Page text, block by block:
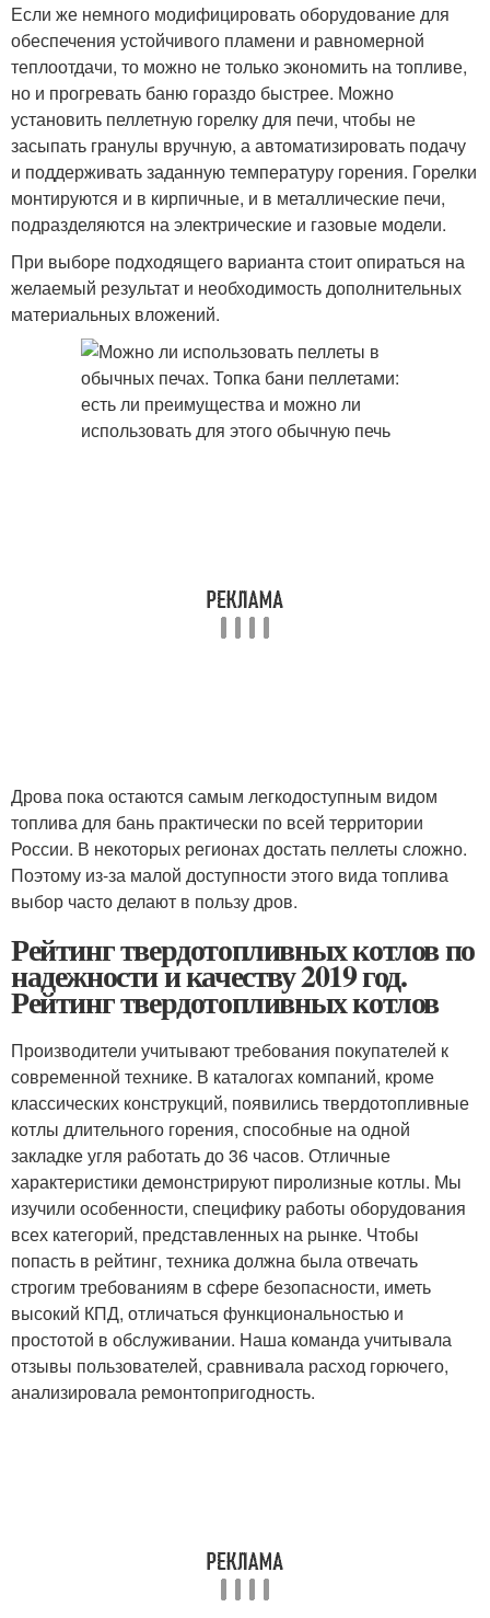
Если же немного модифицировать оборудование для
обеспечения устойчивого пламени и равномерной
теплоотдачи, то можно не только экономить на топливе,
но и прогревать баню гораздо быстрее. Можно
установить пеллетную горелку для печи, чтобы не
засыпать гранулы вручную, а автоматизировать подачу
и поддерживать заданную температуру горения. Горелки
монтируются и в кирпичные, и в металлические печи,
подразделяются на электрические и газовые модели.
При выборе подходящего варианта стоит опираться на
желаемый результат и необходимость дополнительных
материальных вложений.
Дрова пока остаются самым легкодоступным видом
топлива для бань практически по всей территории
России. В некоторых регионах достать пеллеты сложно.
Поэтому из-за малой доступности этого вида топлива
выбор часто делают в пользу дров.
Рейтинг твердотопливных котлов по
надежности и качеству 2019 год.
Рейтинг твердотопливных котлов
Производители учитывают требования покупателей к
современной технике. В каталогах компаний, кроме
классических конструкций, появились твердотопливные
котлы длительного горения, способные на одной
закладке угля работать до 36 часов. Отличные
характеристики демонстрируют пиролизные котлы. Мы
изучили особенности, специфику работы оборудования
всех категорий, представленных на рынке. Чтобы
попасть в рейтинг, техника должна была отвечать
строгим требованиям в сфере безопасности, иметь
высокий КПД, отличаться функциональностью и
простотой в обслуживании. Наша команда учитывала
отзывы пользователей, сравнивала расход горючего,
анализировала ремонтопригодность.